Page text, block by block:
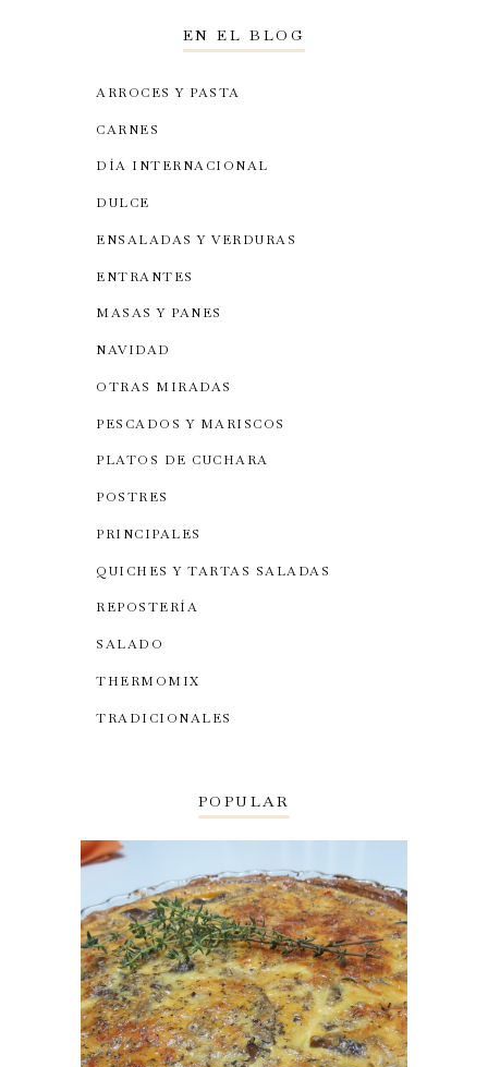
EN EL BLOG
ARROCES Y PASTA
CARNES
DÍA INTERNACIONAL
DULCE
ENSALADAS Y VERDURAS
ENTRANTES
MASAS Y PANES
NAVIDAD
OTRAS MIRADAS
PESCADOS Y MARISCOS
PLATOS DE CUCHARA
POSTRES
PRINCIPALES
QUICHES Y TARTAS SALADAS
REPOSTERÍA
SALADO
THERMOMIX
TRADICIONALES
POPULAR